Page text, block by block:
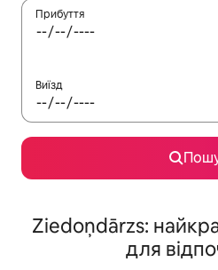
Прибуття
Виїзд
Ziedoņdārzs:
для